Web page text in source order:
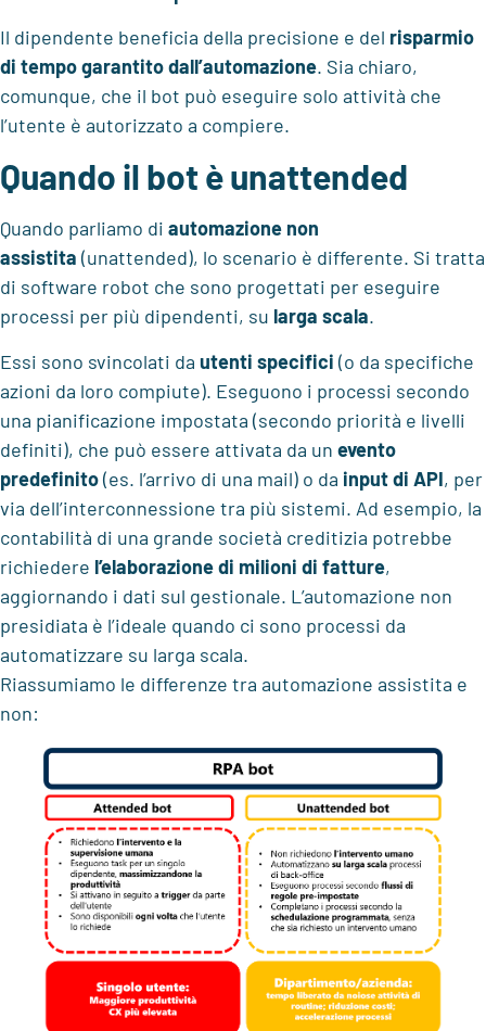
Il dipendente beneficia della precisione e del risparmio
di tempo garantito dall’automazione. Sia chiaro,
comunque, che il bot può eseguire solo attività che
l’utente è autorizzato a compiere.
Quando il bot è unattended
Quando parliamo di automazione non
assistita (unattended), lo scenario è differente. Si tratta
di software robot che sono progettati per eseguire
processi per più dipendenti, su larga scala.
Essi sono svincolati da utenti specifici (o da specifiche
azioni da loro compiute). Eseguono i processi secondo
una pianificazione impostata (secondo priorità e livelli
definiti), che può essere attivata da un evento
predefinito(es. l’arrivo di una mail) o da input di API, per
via dell’interconnessione tra più sistemi. Ad esempio, la
contabilità di una grande società creditizia potrebbe
richiedere l’elaborazione di milioni di fatture,
aggiornando i dati sul gestionale. L’automazione non
presidiata è l’ideale quando ci sono processi da
automatizzare su larga scala.
Riassumiamo le differenze tra automazione assistita e
non: